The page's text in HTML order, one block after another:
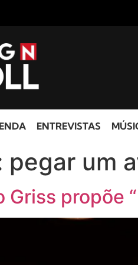
ENTREVISTAS
pegar um
Griss propõe